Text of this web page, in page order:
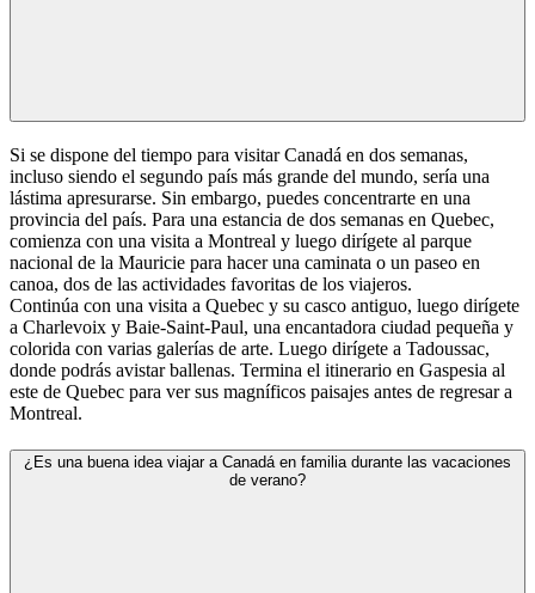
Si se dispone del tiempo para visitar Canadá en dos semanas,
incluso siendo el segundo país más grande del mundo, sería una
lástima apresurarse. Sin embargo, puedes concentrarte en una
provincia del país. Para una estancia de dos semanas en Quebec,
comienza con una visita a Montreal y luego dirígete al parque
nacional de la Mauricie para hacer una caminata o un paseo en
canoa, dos de las actividades favoritas de los viajeros.
Continúa con una visita a Quebec y su casco antiguo, luego dirígete
a Charlevoix y Baie-Saint-Paul, una encantadora ciudad pequeña y
colorida con varias galerías de arte. Luego dirígete a Tadoussac,
donde podrás avistar ballenas. Termina el itinerario en Gaspesia al
este de Quebec para ver sus magníficos paisajes antes de regresar a
Montreal.
¿Es una buena idea viajar a Canadá en familia durante las vacaciones
de verano?